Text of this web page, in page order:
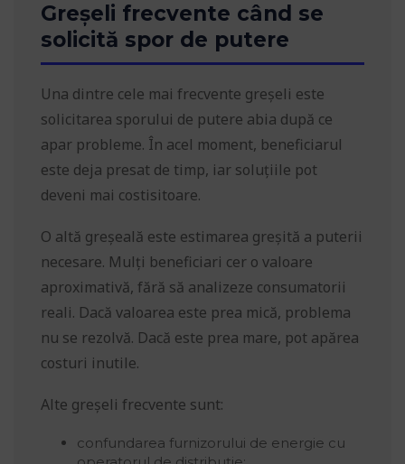
Greșeli frecvente când se
solicită spor de putere
Una dintre cele mai frecvente greșeli este
solicitarea sporului de putere abia după ce
apar probleme. În acel moment, beneficiarul
este deja presat de timp, iar soluțiile pot
deveni mai costisitoare.
O altă greșeală este estimarea greșită a puterii
necesare. Mulți beneficiari cer o valoare
aproximativă, fără să analizeze consumatorii
reali. Dacă valoarea este prea mică, problema
nu se rezolvă. Dacă este prea mare, pot apărea
costuri inutile.
Alte greșeli frecvente sunt:
confundarea furnizorului de energie cu